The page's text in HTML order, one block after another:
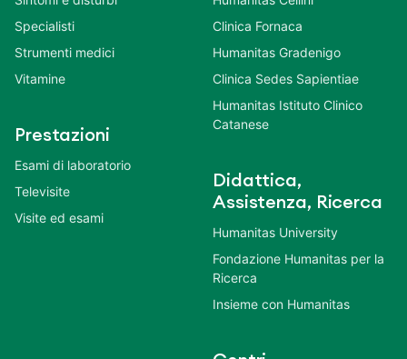
Specialisti
Strumenti medici
Vitamine
Prestazioni
Esami di laboratorio
Televisite
Visite ed esami
Clinica Fornaca
Humanitas Gradenigo
Clinica Sedes Sapientiae
Humanitas Istituto Clinico
Catanese
Didattica,
Assistenza, Ricerca
Humanitas University
Fondazione Humanitas per la
Ricerca
Insieme con Humanitas